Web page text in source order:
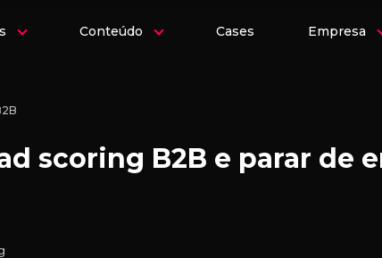
Conteúdo Cases Empresa
scoring B2B e parar de